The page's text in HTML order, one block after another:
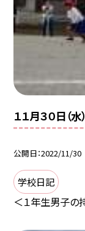
１１月３０日（
公開日 2022/11/30
学校日記
＜１年生男子の